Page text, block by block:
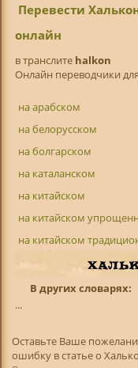
Перевести
онлайн
в транслитe halkon
Онлайн переводчики
на арабском
на белорусском
на болгарском
на каталанском
на китайском
на китайском
на китайском
В других словарях:
...
Оставьте Ваше
ошибку в статье о